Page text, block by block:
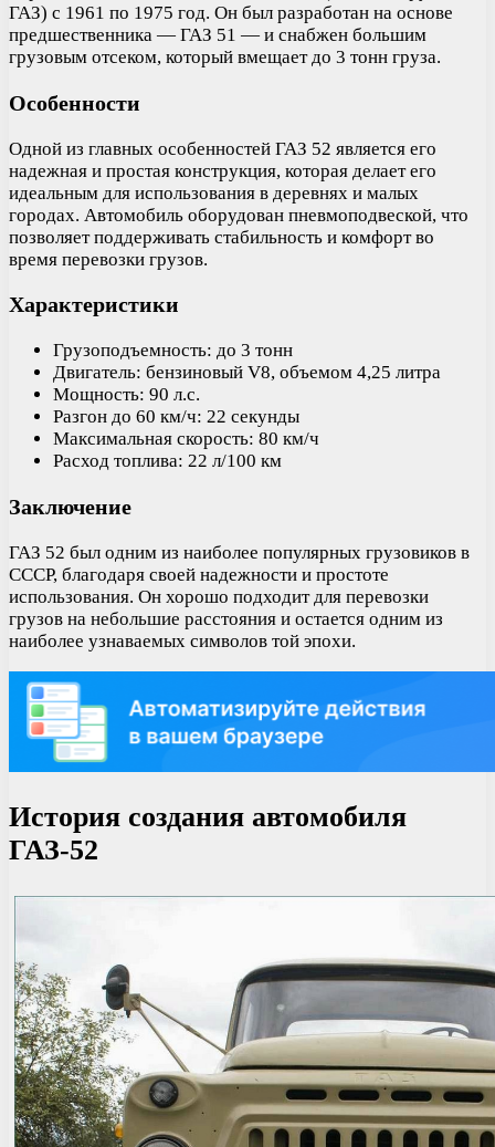
ГАЗ) с 1961 по 1975 год. Он был разработан на основе
предшественника — ГАЗ 51 — и снабжен большим
грузовым отсеком, который вмещает до 3 тонн груза.
Особенности
Одной из главных особенностей ГАЗ 52 является его
надежная и простая конструкция, которая делает его
идеальным для использования в деревнях и малых
городах. Автомобиль оборудован пневмоподвеской, что
позволяет поддерживать стабильность и комфорт во
время перевозки грузов.
Характеристики
Грузоподъемность: до 3 тонн
Двигатель: бензиновый V8, объемом 4,25 литра
Мощность: 90 л.с.
Разгон до 60 км/ч: 22 секунды
Максимальная скорость: 80 км/ч
Расход топлива: 22 л/100 км
Заключение
ГАЗ 52 был одним из наиболее популярных грузовиков в
СССР, благодаря своей надежности и простоте
использования. Он хорошо подходит для перевозки
грузов на небольшие расстояния и остается одним из
наиболее узнаваемых символов той эпохи.
История создания автомобиля
ГАЗ-52